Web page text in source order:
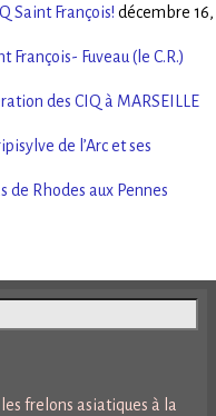
Saint François! décembre 16,
Fuveau (le C.R.)
des CIQ à MARSEILLE
de l’Arc et ses
de Rhodes aux Pennes
frelons asiatiques à la